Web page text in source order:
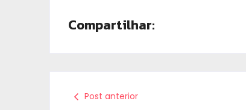
Compartilhar:
Post anterior